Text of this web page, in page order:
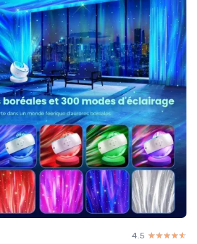
4.5 ☆☆☆☆☆
★★★★★